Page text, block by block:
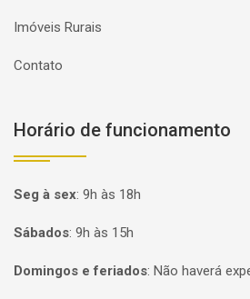
Imóveis Rurais
Contato
Horário de funcionamento
Seg à sex: 9h às 18h
Sábados: 9h às 15h
Domingos e feriados: Não haverá